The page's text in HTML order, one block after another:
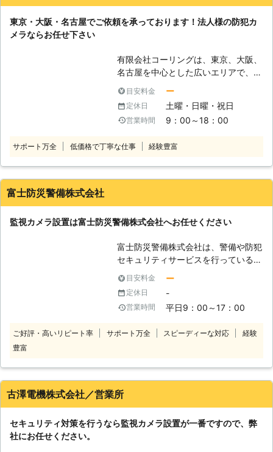
徳な業者ですと、勝手に作業を進めて
あとで高額な料金を請求されることも
に見積りをご提示してから作業に入り
ます。お客様がご納得しない作業は一
利用いただけたらと思います。 ●終
わりに 防犯カメラを設置すること
で、お客様の生活に強い防犯力が加わ
は、悔やんでも悔やみきれません。ぜ
ルールを無視してごみを捨てる人への
効果の高い抑止力として期待をするこ
が住みよい街作りのきっかけになるか
もしれません。監視カメラの設置でお
悩みでしたら、是非一度ご連絡くださ
い。
ら、設置を考えてみてはいかがでしょ
で、考えてみる価値はあるのではない
でしょうか。また住宅以外にもゴミ捨
て場などに設置をすると、違法のゴミ
捨てがなくなることが期待できます。
こうした抑止の力もありますので、監
視カメラ設置をご希望になるのでした
せください。もちろんこの監視カメラ
設置にも電気工事が必要ですので、ぜ
ひ私たちにおまかせください。 【ダ
りません。外見だけは同じで、中身は
何もないダミーカメラというものがあ
ります。これは一見すると監視カメラ
にしか見えないものですので、本物の
監視カメラの代わりにもなります。こ
れと本物の監視カメラを併用すること
により、油断した相手を撮影すること
も可能です。どうぞダミーカメラもご
東京・大阪・名古屋でご依頼を承っております！法人様の防犯カ
メラならお任せ下さい
有限会社コーリングは、東京、大阪、
名古屋を中心とした広いエリアで、通
某動画サイトや大手ゼネコンからのご
依頼多数で、ご信頼いただける実績あ
り。お客さまのニーズに合わせてネッ
カメラの設置ならお任せください（法
ための室外工事でも活躍させていただ
軽にお問合せください！ ◆ビジネス
ホンのレンタルも オフィスの移転や
新設に伴うビジネスホンや大型PBXの
施工、保守を行います。ご予算や業務
内容に合わせて適した通信環境をご提
案させていただきます。リース、レン
タル、販売など、お客さまのご要望を
おききいたします。
目安料金 ー
定休日 土曜・日曜・祝日
営業時間 9：00～18：00
サポート万全 低価格で丁寧な仕事 経験豊富
富士防災警備株式会社
監視カメラ設置は富士防災警備株式会社へお任せください
富士防災警備株式会社は、警備や防犯
セキュリティサービスを行っている会
社です。 業種や会社の規模の大小に
合わせた万全なシステムで柔軟に対応
しています。 お客様の「安全」と
「安心」をガードする警備システムを
置】 こんなときは、富士防災警備株
ティを強化したいとき。 ・犯罪の抑
止のため監視カメラを設置したいと
環境にするため、監視カメラを設置し
目安料金 ー
定休日 -
営業時間 平日9：00～17：00
ご好評・高いリピート率 サポート万全 スピーディーな対応
経験
豊富
古澤電機株式会社／営業所
セキュリティ対策を行うなら監視カメラ設置が一番ですので、弊
社にお任せください。